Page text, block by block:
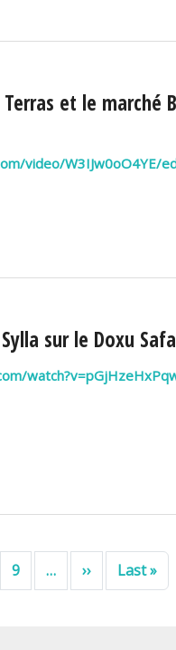
et le marché
video/W3IJw0oO4YE/
sur le Doxu
9 … ››Page suivante
Last »